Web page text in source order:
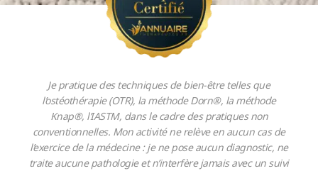
Je pratique des techniques de bien-être telles que
l’ostéothérapie (OTR), la méthode Dorn®, la méthode
Knap®, l’IASTM, dans le cadre des pratiques non
conventionnelles. Mon activité ne relève en aucun cas de
l’exercice de la médecine : je ne pose aucun diagnostic, ne
traite aucune pathologie et n’interfère jamais avec un suivi